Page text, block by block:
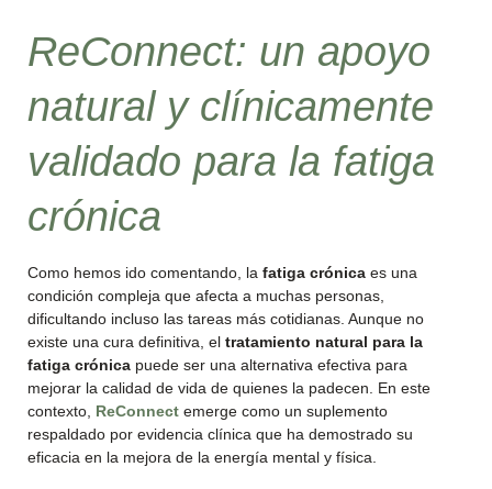
ReConnect: un apoyo
natural y clínicamente
validado para la fatiga
crónica
Como hemos ido comentando, la fatiga crónica es una
condición compleja que afecta a muchas personas,
dificultando incluso las tareas más cotidianas. Aunque no
existe una cura definitiva, el tratamiento natural para la
fatiga crónica puede ser una alternativa efectiva para
mejorar la calidad de vida de quienes la padecen. En este
contexto, ReConnect emerge como un suplemento
respaldado por evidencia clínica que ha demostrado su
eficacia en la mejora de la energía mental y física.